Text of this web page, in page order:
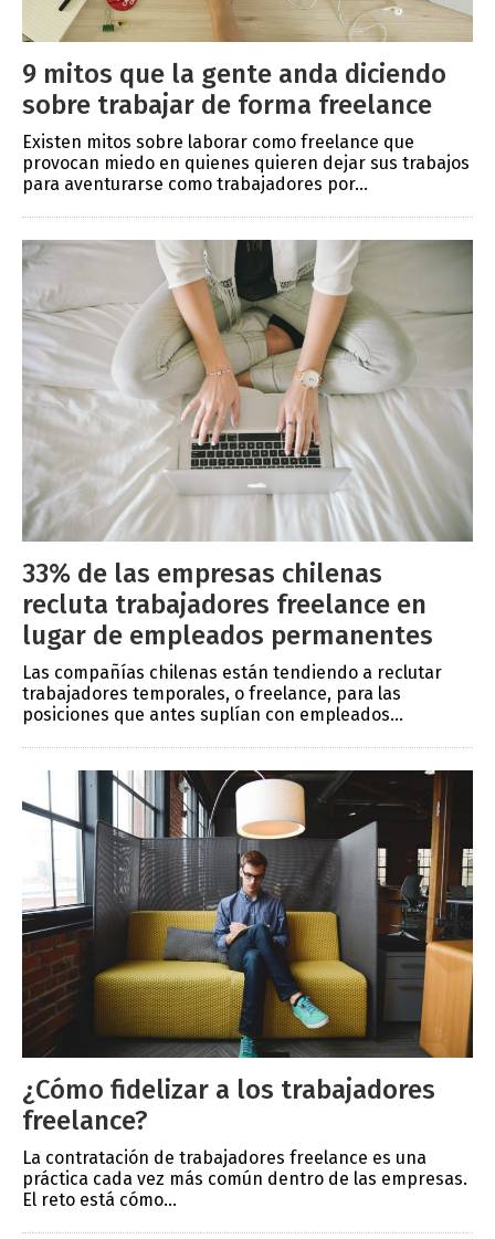
9 mitos que la gente anda diciendo
sobre trabajar de forma freelance
Existen mitos sobre laborar como freelance que
provocan miedo en quienes quieren dejar sus trabajos
para aventurarse como trabajadores por...
33% de las empresas chilenas
recluta trabajadores freelance en
lugar de empleados permanentes
Las compañías chilenas están tendiendo a reclutar
trabajadores temporales, o freelance, para las
posiciones que antes suplían con empleados...
¿Cómo fidelizar a los trabajadores
freelance?
La contratación de trabajadores freelance es una
práctica cada vez más común dentro de las empresas.
El reto está cómo...